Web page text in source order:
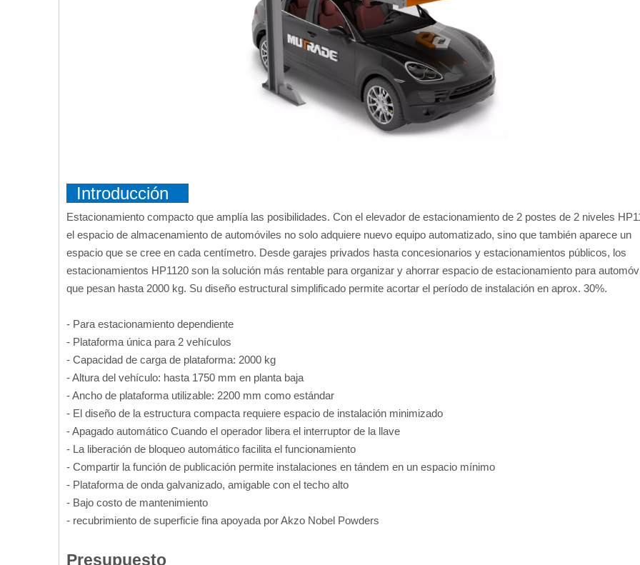
Introducción
Estacionamiento compacto que amplía las posibilidades. Con el elevador de estacionamiento de 2 postes de 2 niveles
el espacio de almacenamiento de automóviles no solo adquiere nuevo equipo automatizado, sino que también aparece un
espacio que se cree en cada centímetro. Desde garajes privados hasta concesionarios y estacionamientos públicos, los
estacionamientos HP1120 son la solución más rentable para organizar y ahorrar espacio de estacionamiento para
que pesan hasta 2000 kg. Su diseño estructural simplificado permite acortar el período de instalación en aprox. 30%.
- Para estacionamiento dependiente
- Plataforma única para 2 vehículos
- Capacidad de carga de plataforma: 2000 kg
- Altura del vehículo: hasta 1750 mm en planta baja
- Ancho de plataforma utilizable: 2200 mm como estándar
- El diseño de la estructura compacta requiere espacio de instalación minimizado
- Apagado automático Cuando el operador libera el interruptor de la llave
- La liberación de bloqueo automático facilita el funcionamiento
- Compartir la función de publicación permite instalaciones en tándem en un espacio mínimo
- Plataforma de onda galvanizado, amigable con el techo alto
- Bajo costo de mantenimiento
- recubrimiento de superficie fina apoyada por Akzo Nobel Powders
Presupuesto